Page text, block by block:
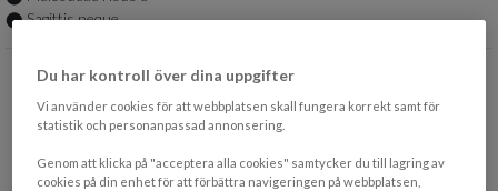
⬤Sagittis neque
Du har kontroll över dina uppgifter
Vi använder cookies för att webbplatsen skall fungera korrekt samt för
statistik och personanpassad annonsering.
Genom att klicka på "acceptera alla cookies" samtycker du till lagring av
cookies på din enhet för att förbättra navigeringen på webbplatsen,